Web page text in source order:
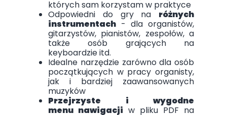
których sam korzystam w praktyce
Odpowiedni do gry na różnych
instrumentach - dla organistów,
gitarzystów, pianistów, zespołów, a
także osób grających na
keyboardzie itd.
Idealne narzędzie zarówno dla osób
początkujących w pracy organisty,
jak i bardziej zaawansowanych
muzyków
Przejrzyste i wygodne
menu nawigacji w pliku PDF na